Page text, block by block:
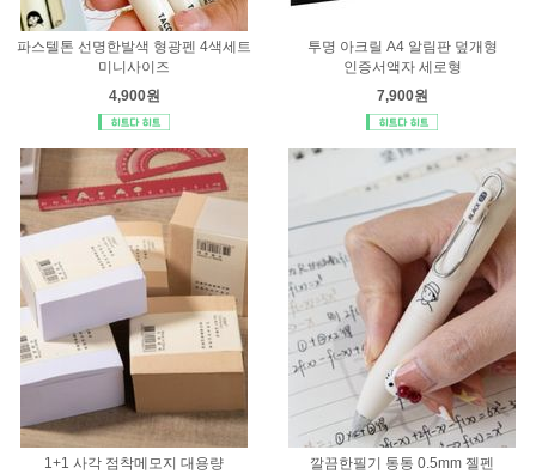
파스텔톤 선명한발색 형광펜 4색세트
미니사이즈
4,900원
투명 아크릴 A4 알림판 덮개형
인증서액자 세로형
7,900원
1+1 사각 점착메모지 대용량
깔끔한필기 통통 0.5mm 젤펜